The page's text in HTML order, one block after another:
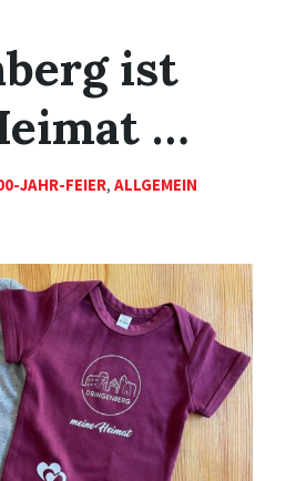
ist
…
JAHR-FEIER, ALLGEMEIN